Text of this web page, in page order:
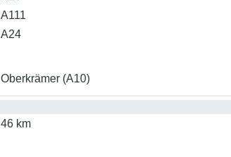
A111
A24
Oberkrämer (A10)
46 km